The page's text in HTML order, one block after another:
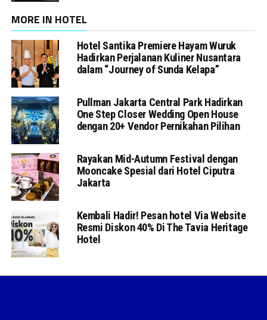
MORE IN HOTEL
Hotel Santika Premiere Hayam Wuruk
Hadirkan Perjalanan Kuliner Nusantara
dalam “Journey of Sunda Kelapa”
Pullman Jakarta Central Park Hadirkan
One Step Closer Wedding Open House
dengan 20+ Vendor Pernikahan Pilihan
Rayakan Mid-Autumn Festival dengan
Mooncake Spesial dari Hotel Ciputra
Jakarta
Kembali Hadir! Pesan hotel Via Website
Resmi Diskon 40% Di The Tavia Heritage
Hotel